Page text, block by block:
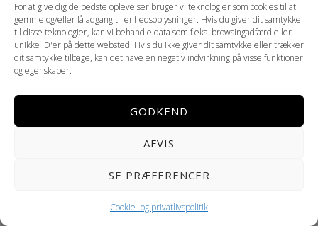
For at give dig de bedste oplevelser bruger vi teknologier som cookies til at
gemme og/eller få adgang til enhedsoplysninger. Hvis du giver dit samtykke
til disse teknologier, kan vi behandle data som f.eks. browsingadfærd eller
unikke ID'er på dette websted. Hvis du ikke giver dit samtykke eller trækker
dit samtykke tilbage, kan det have en negativ indvirkning på visse funktioner
og egenskaber.
GODKEND
AFVIS
SE PRÆFERENCER
Cookie- og privatlivspolitik